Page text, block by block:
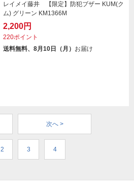
レイメイ藤井 【限定】防犯ブザー KUM(ク
ム) グリーン KM1366M
2,200円
220ポイント
送料無料、8月10日（月） お届け
次へ >
2 3 4